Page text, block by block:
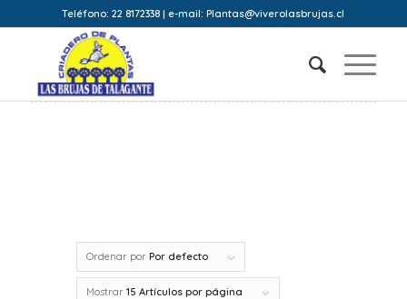
Teléfono: 22 8172338 | e-mail: Plantas@viverolasbrujas.cl
Ordenar por Por defecto
Mostrar 15 Artículos por página